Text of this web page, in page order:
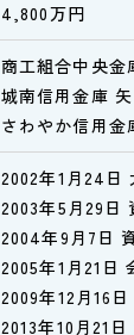
4,800万円
商工組合中央金
城南信用金庫
さわやか信用金
2002年1月24日
2003年5月29日
2004年9月7日
2005年1月21日
2009年12月16
2013年10月21